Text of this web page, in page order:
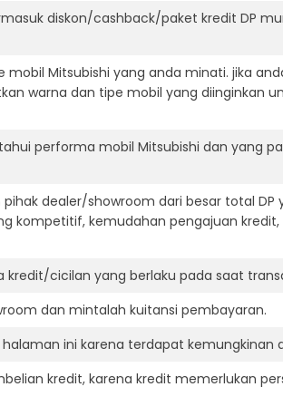
diskon/cashback/paket kredit DP
Mitsubishi yang anda minati. jika
warna dan tipe mobil yang diinginkan
performa mobil Mitsubishi dan yang
dealer/showroom dari besar total DP
kompetitif, kemudahan pengajuan
cicilan yang berlaku pada saat
dan mintalah kuitansi pembayaran.
ini karena terdapat kemungkinan
kredit, karena kredit memerlukan